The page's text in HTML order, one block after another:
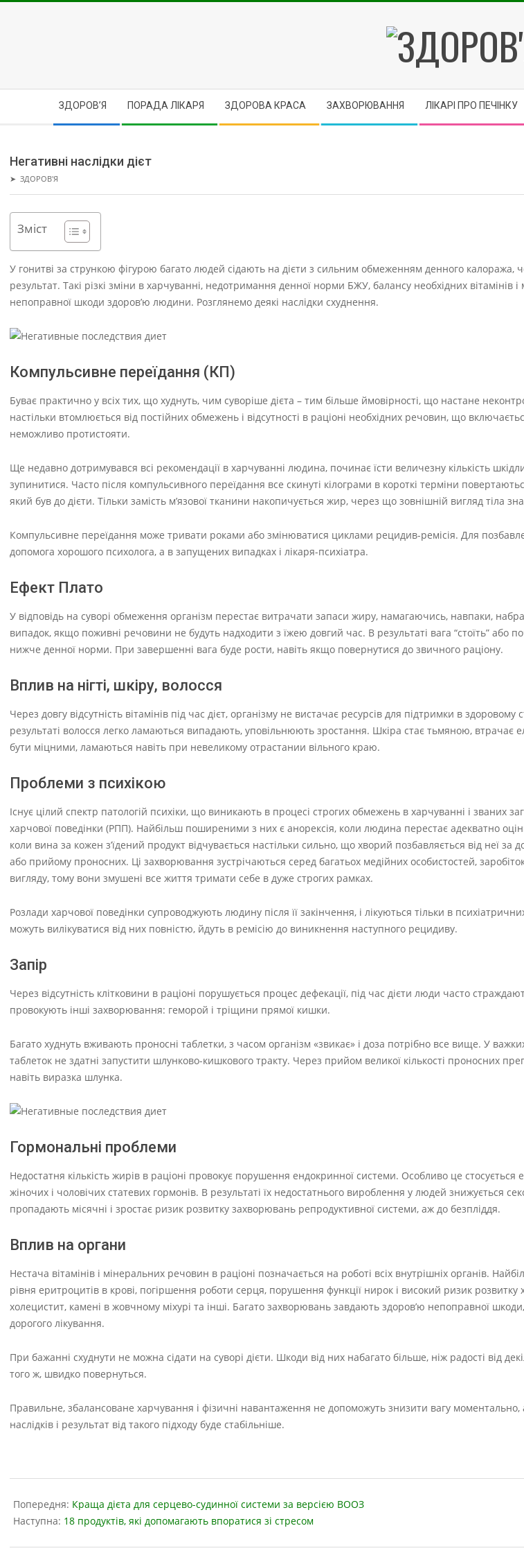
ЗДОРОВ’Я ПОРАДА ЛІКАРЯ ЗДОРОВА КРАСА ЗАХВОРЮВАННЯ ЛІКАРІ ПРО ПЕЧІНКУ
Негативні наслідки дієт
➤ ЗДОРОВ'Я
Зміст
У гонитві за стрункою фігурою багато людей сідають на дієти з сильним обмеженням денного
результат. Такі різкі зміни в харчуванні, недотримання денної норми БЖУ, балансу необхідних вітамінів
непоправної шкоди здоров’ю людини. Розглянемо деякі наслідки схуднення.
Компульсивне переїдання (КП)
Буває практично у всіх тих, що худнуть, чим суворіше дієта – тим більше ймовірності, що настане
настільки втомлюється від постійних обмежень і відсутності в раціоні необхідних речовин, що
неможливо протистояти.
Ще недавно дотримувався всі рекомендації в харчуванні людина, починає їсти величезну кількість
зупинитися. Часто після компульсивного переїдання все скинуті кілограми в короткі терміни
який був до дієти. Тільки замість м’язової тканини накопичується жир, через що зовнішній вигляд тіла
Компульсивне переїдання може тривати роками або змінюватися циклами рецидив-ремісія. Для
допомога хорошого психолога, а в запущених випадках і лікаря-психіатра.
Ефект Плато
У відповідь на суворі обмеження організм перестає витрачати запаси жиру, намагаючись, навпаки,
випадок, якщо поживні речовини не будуть надходити з їжею довгий час. В результаті вага “стоїть” або
нижче денної норми. При завершенні вага буде рости, навіть якщо повернутися до звичного раціону.
Вплив на нігті, шкіру, волосся
Через довгу відсутність вітамінів під час дієт, організму не вистачає ресурсів для підтримки в здоровому
результаті волосся легко ламаються випадають, уповільнюють зростання. Шкіра стає тьмяною, втрачає
бути міцними, ламаються навіть при невеликому отрастании вільного краю.
Проблеми з психікою
Існує цілий спектр патологій психіки, що виникають в процесі строгих обмежень в харчуванні і званих
харчової поведінки (РПП). Найбільш поширеними з них є анорексія, коли людина перестає адекватно
коли вина за кожен з’їдений продукт відчувається настільки сильно, що хворий позбавляється від неї
або прийому проносних. Ці захворювання зустрічаються серед багатьох медійних особистостей,
вигляду, тому вони змушені все життя тримати себе в дуже строгих рамках.
Розлади харчової поведінки супроводжують людину після її закінчення, і лікуються тільки в
можуть вилікуватися від них повністю, йдуть в ремісію до виникнення наступного рецидиву.
Запір
Через відсутність клітковини в раціоні порушується процес дефекації, під час дієти люди часто
провокують інші захворювання: геморой і тріщини прямої кишки.
Багато худнуть вживають проносні таблетки, з часом організм «звикає» і доза потрібно все вище. У
таблеток не здатні запустити шлунково-кишкового тракту. Через прийом великої кількості проносних
навіть виразка шлунка.
Гормональні проблеми
Недостатня кількість жирів в раціоні провокує порушення ендокринної системи. Особливо це стосується
жіночих і чоловічих статевих гормонів. В результаті їх недостатнього вироблення у людей знижується
пропадають місячні і зростає ризик розвитку захворювань репродуктивної системи, аж до безпліддя.
Вплив на органи
Нестача вітамінів і мінеральних речовин в раціоні позначається на роботі всіх внутрішніх органів.
рівня еритроцитів в крові, погіршення роботи серця, порушення функції нирок і високий ризик розвитку
холецистит, камені в жовчному міхурі та інші. Багато захворювань завдають здоров’ю непоправної
дорогого лікування.
При бажанні схуднути не можна сідати на суворі дієти. Шкоди від них набагато більше, ніж радості від
того ж, швидко повернуться.
Правильне, збалансоване харчування і фізичні навантаження не допоможуть знизити вагу моментально,
наслідків і результат від такого підходу буде стабільніше.
05-
18
Попередня: Краща дієта для серцево-судинної системи за версією ВООЗ
Наступна: 18 продуктів, які допомагають впоратися зі стресом